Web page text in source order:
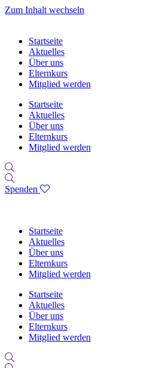
Zum Inhalt wechseln
Startseite
Aktuelles
Über uns
Elternkurs
Mitglied werden
Startseite
Aktuelles
Über uns
Elternkurs
Mitglied werden
Spenden
Startseite
Aktuelles
Über uns
Elternkurs
Mitglied werden
Startseite
Aktuelles
Über uns
Elternkurs
Mitglied werden